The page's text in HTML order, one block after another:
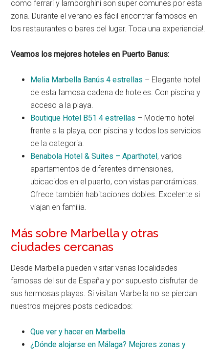
como ferrari y lamborghini son super comunes por esta
zona. Durante el verano es fácil encontrar famosos en
los restaurantes o bares del lugar. Toda una experiencia!.
Veamos los mejores hoteles en Puerto Banus:
Melia Marbella Banús 4 estrellas – Elegante hotel
de esta famosa cadena de hoteles. Con piscina y
acceso a la playa.
Boutique Hotel B51 4 estrellas – Moderno hotel
frente a la playa, con piscina y todos los servicios
de la categoria.
Benabola Hotel & Suites – Aparthotel, varios
apartamentos de diferentes dimensiones,
ubicacidos en el puerto, con vistas panorámicas.
Ofrece también habitaciones dobles. Excelente si
viajan en familia.
Más sobre Marbella y otras
ciudades cercanas
Desde Marbella pueden visitar varias localidades
famosas del sur de España y por supuesto disfrutar de
sus hermosas playas. Si visitan Marbella no se pierdan
nuestros mejores posts dedicados:
Que ver y hacer en Marbella
¿Dónde alojarse en Málaga? Mejores zonas y